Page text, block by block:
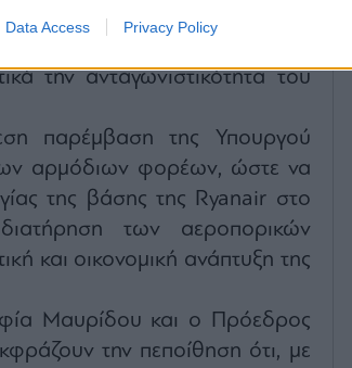
Data Access Privacy Policy
εκτιμάται ότι θα περιορίσει
την ανταγωνιστικότητα του
παρέμβαση της Υπουργού
αρμόδιων φορέων, ώστε να
της βάσης της Ryanair στο
των αεροπορικών
και οικονομική ανάπτυξη της
Μαυρίδου και ο Πρόεδρος
την πεποίθηση ότι, με